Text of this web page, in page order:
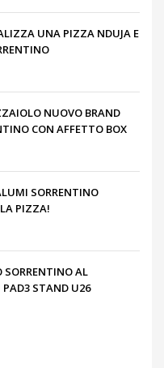
UNA PIZZA NDUJA E
NUOVO BRAND
CON AFFETTO BOX
SORRENTINO
PIZZA!
AL
STAND U26